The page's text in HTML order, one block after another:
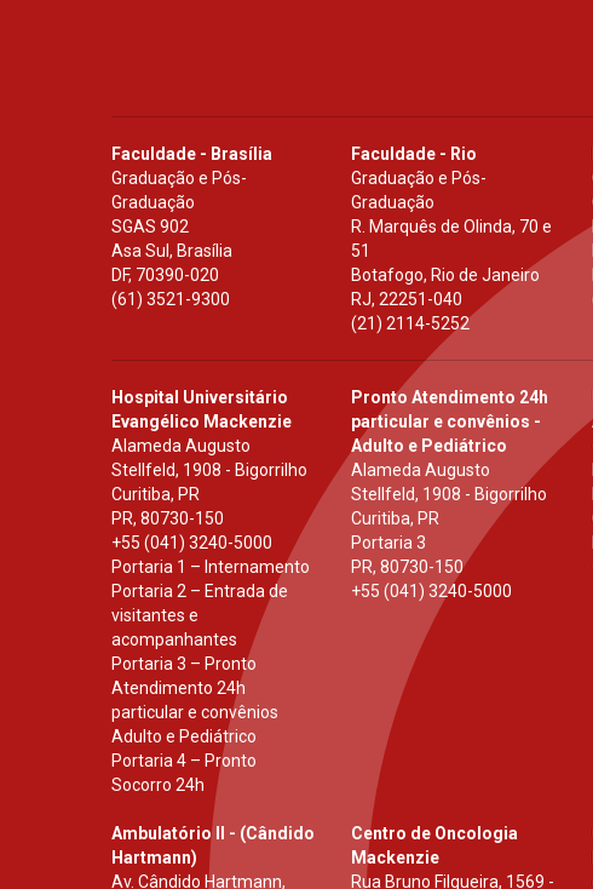
Faculdade - Brasília
Graduação e Pós-
Graduação
SGAS 902
Asa Sul, Brasília
DF, 70390-020
(61) 3521-9300
Faculdade - Rio
Graduação e Pós-
Graduação
R. Marquês de Olinda, 70 e
51
Botafogo, Rio de Janeiro
RJ,22251-040
(21) 2114-5252
Hospital Universitário
Evangélico Mackenzie
Alameda Augusto
Stellfeld, 1908 - Bigorrilho
Curitiba, PR
PR, 80730-150
+55 (041) 3240-5000
Portaria 1 – Internamento
Portaria 2 – Entrada de
visitantes e
acompanhantes
Portaria 3 – Pronto
Atendimento 24h
particular e convênios
Adulto e Pediátrico
Portaria 4 – Pronto
Socorro 24h
Pronto Atendimento 24h
particular e convênios -
Adulto e Pediátrico
Alameda Augusto
Stellfeld, 1908 - Bigorrilho
Curitiba, PR
Portaria 3
PR,80730-150
+55 (041) 3240-5000
Ambulatório II - (Cândido
Hartmann)
Av. Cândido Hartmann,
Centro de Oncologia
Mackenzie
Rua Bruno Filgueira, 1569 -